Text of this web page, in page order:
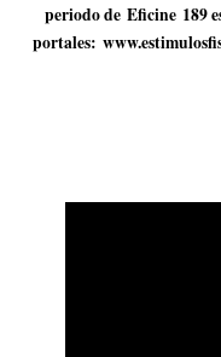
periodo de Eficine 189
portales: